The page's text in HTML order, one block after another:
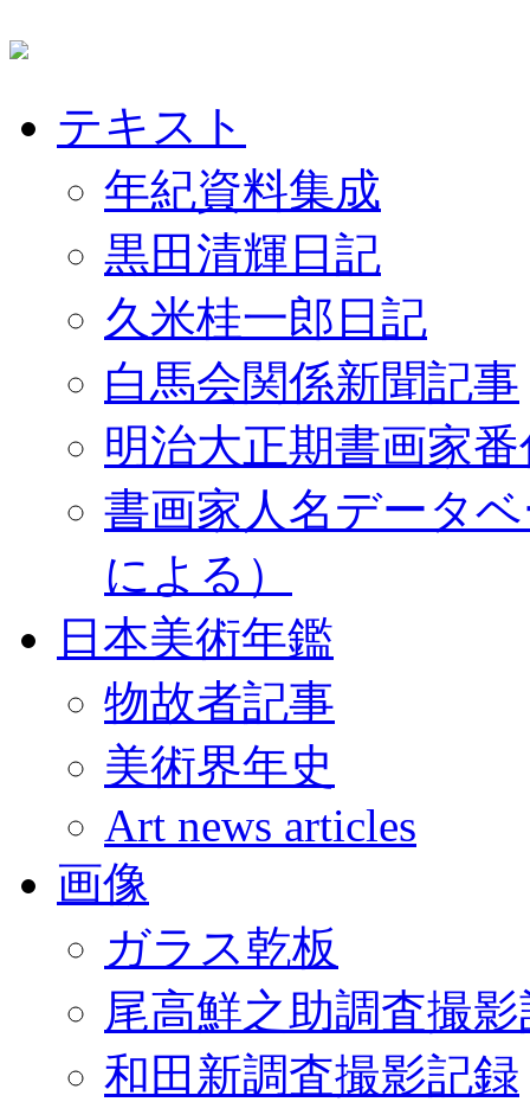
テキスト
年紀資料集成
黒田清輝日記
久米桂一郎日記
白馬会関係新聞記事
明治大正期書画家
書画家人名データ
による）
日本美術年鑑
物故者記事
美術界年史
Art news articles
画像
ガラス乾板
尾高鮮之助調査撮
和田新調査撮影記録